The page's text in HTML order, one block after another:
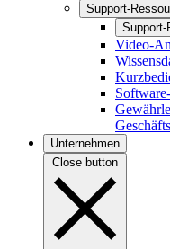
Support-
Support-
Video-
Unternehmen
Close button